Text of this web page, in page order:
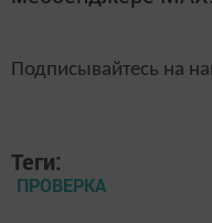
Подписывайтесь на
Теги:
ПРОВЕРКА